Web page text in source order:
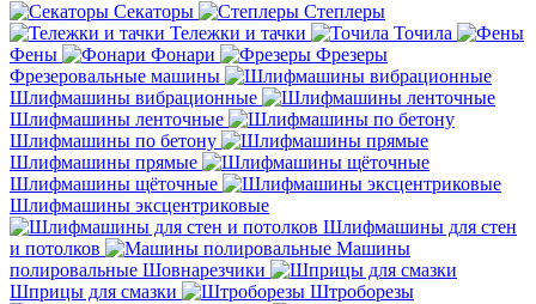
Секаторы
Степлеры
Тележки и тачки
Точила
Фены
Фонари
Фрезеры
Фрезеровальные машины
Шлифмашины вибрационные
Шлифмашины ленточные
Шлифмашины по бетону
Шлифмашины прямые
Шлифмашины щёточные
Шлифмашины эксцентриковые
Шлифмашины для стен
и потолков
Машины
полировальные Шовнарезчики
Шприцы для смазки
Штроборезы